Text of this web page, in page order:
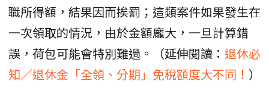
職所得額，結果因而挨罰；這類案件如果發生在
一次領取的情況，由於金額龐大，一旦計算錯
誤，荷包可能會特別難過。（延伸閱讀： 退休必
知／退休金「全領、分期」免稅額度大不同！ ）